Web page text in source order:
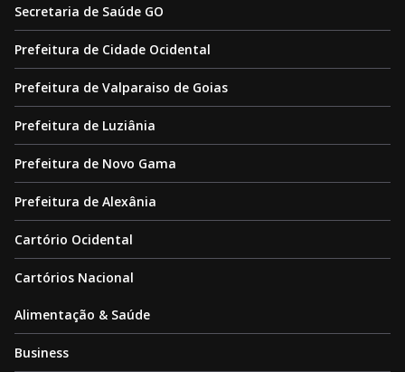
Secretaria de Saúde GO
Prefeitura de Cidade Ocidental
Prefeitura de Valparaiso de Goias
Prefeitura de Luziânia
Prefeitura de Novo Gama
Prefeitura de Alexânia
Cartório Ocidental
Cartórios Nacional
Alimentação & Saúde
Business